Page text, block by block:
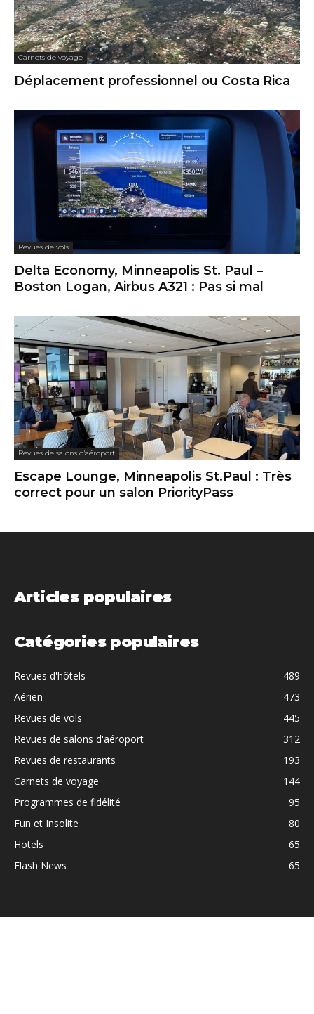
Carnets de voyage
Déplacement professionnel ou Costa Rica
Revues de vols
Delta Economy, Minneapolis St. Paul –
Boston Logan, Airbus A321 : Pas si mal
Revues de salons d'aéroport
Escape Lounge, Minneapolis St.Paul : Très
correct pour un salon PriorityPass
Articles populaires
Catégories populaires
Revues d'hôtels
489
Aérien
473
Revues de vols
445
Revues de salons d'aéroport
312
Revues de restaurants
193
Carnets de voyage
144
Programmes de fidélité
95
Fun et Insolite
80
Hotels
65
Flash News
65